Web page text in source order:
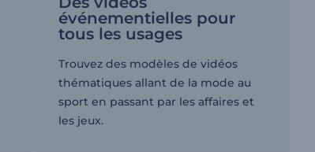
événementielles pour
tous les usages
Trouvez des modèles de vidéos
thématiques allant de la mode au
sport en passant par les affaires et
les jeux.